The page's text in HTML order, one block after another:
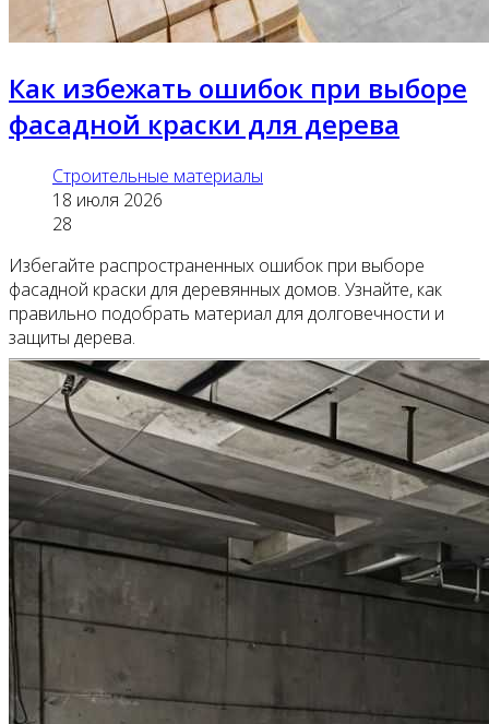
Как избежать ошибок при выборе
фасадной краски для дерева
Строительные материалы
18 июля 2026
28
Избегайте распространенных ошибок при выборе
фасадной краски для деревянных домов. Узнайте, как
правильно подобрать материал для долговечности и
защиты дерева.